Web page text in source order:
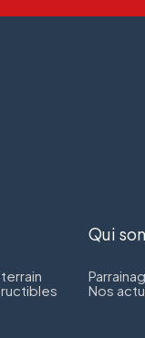
Qui
Nos